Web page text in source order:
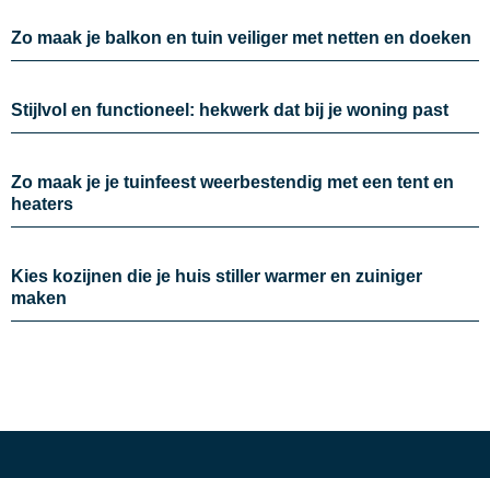
Zo maak je balkon en tuin veiliger met netten en doeken
Stijlvol en functioneel: hekwerk dat bij je woning past
Zo maak je je tuinfeest weerbestendig met een tent en
heaters
Kies kozijnen die je huis stiller warmer en zuiniger
maken